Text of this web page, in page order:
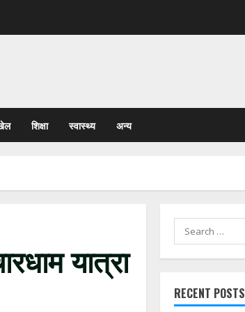
शिक्षा स्वास्थ्य अन्य
यात्रा
Search
for:
RECENT POSTS